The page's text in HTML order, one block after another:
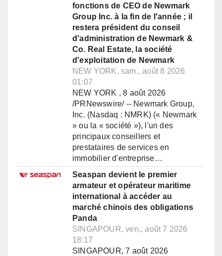
fonctions de CEO de Newmark
Group Inc. à la fin de l'année ; il
restera président du conseil
d'administration de Newmark &
Co. Real Estate, la société
d'exploitation de Newmark
NEW YORK, sam., août 8 2026
01:07
NEW YORK , 8 août 2026
/PRNewswire/ -- Newmark Group,
Inc. (Nasdaq : NMRK) (« Newmark
» ou la « société »), l'un des
principaux conseillers et
prestataires de services en
immobilier d'entreprise…
Seaspan devient le premier
armateur et opérateur maritime
international à accéder au
marché chinois des obligations
Panda
SINGAPOUR, ven., août 7 2026
18:17
SINGAPOUR, 7 août 2026